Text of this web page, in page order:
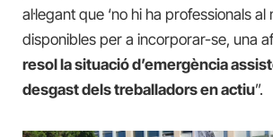
al·legant que ‘no hi ha professionals al
disponibles per a incorporar-se, una
resol la situació d’emergència
desgast dels treballadors en actiu”.